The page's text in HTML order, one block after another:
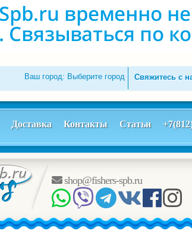
Свяжитесь с
Ваш город: Выберите город
Доставка Контакты Статьи
shop@fishers-spb.ru